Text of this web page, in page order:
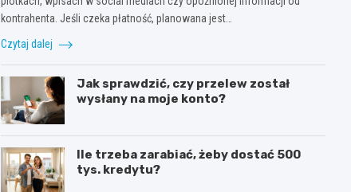
kontrahenta. Jeśli czeka płatność, planowana jest…
Czytaj dalej
Jak sprawdzić, czy przelew został
wysłany na moje konto?
Ile trzeba zarabiać, żeby dostać 500
tys. kredytu?